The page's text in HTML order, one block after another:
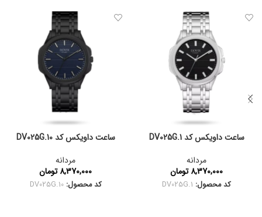
ساعت داویکس کد DV025G.1
مردانه
8,370,000 تومان
کد محصول: DV025G.1
ساعت داویکس کد DV025G.10
مردانه
8,370,000 تومان
کد محصول:DV025G.10